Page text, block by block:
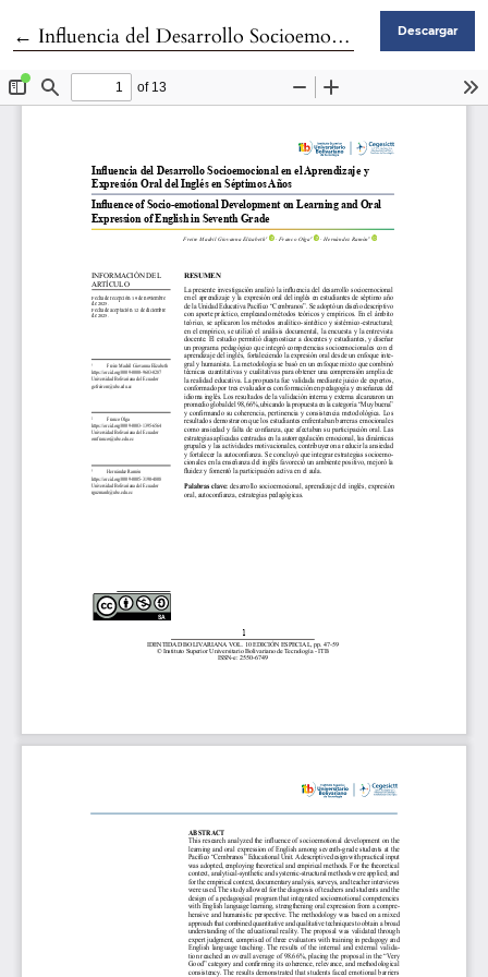
← Volver a los detalles del artículo
Influencia del Desarrollo Socioemocional en el Aprendizaje y Expresión Oral del Inglés en Séptimos Años Descargar